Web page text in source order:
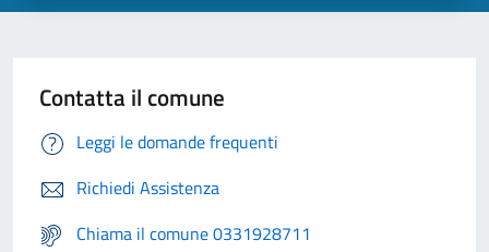
Contatta il comune
Leggi le domande frequenti
Richiedi Assistenza
Chiama il comune 0331928711